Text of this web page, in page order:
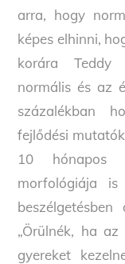
arra, hogy
képes elhinni,
korára Teddy
normális és az
százalékban
fejlődési
10 hónapos
morfológiája is
„Örülnék, ha
gyereket